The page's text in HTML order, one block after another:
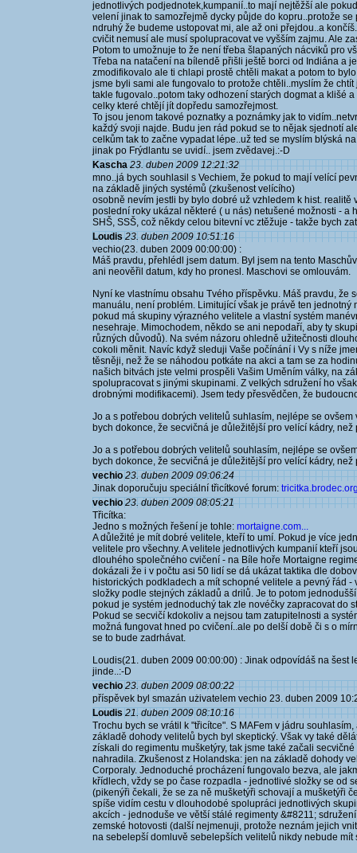
jednotlivých podjednotek,kumpanií..to mají nejtěžší ale
velení jinak to samozřejmě dycky půjde do kopru..protože
ndruhý že budeme ustopovat mi, ale až oni přejdou..a
cvičit nemusí ale musí spolupracovat ve vyšším zajmu. Ale
Potom to umožnuje to že není třeba šlapaných nácviků pro
Třeba na natačení na bílendě přišli ještě borci od Indiána a
zmodifikovalo ale ti chlapi prostě chtěli makat a potom to
jsme byli sami ale fungovalo to protože chtěli..myslím že
takle fugovalo..potom taky odhození starých dogmat a klišé
celky které chtějí jít dopředu samozřejmost.
To jsou jenom takové poznatky a poznámky jak to
každý svoji najde. Budu jen rád pokud se to nějak sjednotí
celkům tak to začne vypadat lépe..už ted se myslím blýská
jinak po Frýdlantu se uvidí.. jsem zvědavej.:-D
Kascha 23. duben 2009 12:21:32
mno..já bych souhlasil s Vechiem, že pokud to mají velící
na základě jiných systémů (zkušenost velícího)
osobně nevím jestli by bylo dobré už vzhledem k hist.
poslední roky ukázal některé ( u nás) netušené možnosti -
SHŠ, SSŠ, což někdy celou bitevní vc ztěžuje - takže bych
Loudis 23. duben 2009 10:51:16
vechio(23. duben 2009 00:00:00) :
Máš pravdu, přehlédl jsem datum. Byl jsem na tento
ani neověřil datum, kdy ho pronesl. Maschovi se omlouvám.
Nyní ke vlastnímu obsahu Tvého příspěvku. Máš pravdu,
manuálu, není problém. Limitující však je právě ten
pokud má skupiny výrazného velitele a vlastní systém
nesehraje. Mimochodem, někdo se ani nepodaří, aby ty
různých důvodů). Na svém názoru ohledně užitečnosti
cokoli měnit. Navíc když sleduji Vaše počínání i Vy s níže
těsněji, než že se náhodou potkáte na akci a tam se za
našich bitvách jste velmi prospěli Vašim Uměním války, na
spolupracovat s jinými skupinami. Z velkých sdružení ho
drobnými modifikacemi). Jsem tedy přesvědčen, že
Jo a s potřebou dobrých velitelů suhlasím, nejlépe se
bych dokonce, že secvičná je důležitější pro velící kádry, než
Jo a s potřebou dobrých velitelů souhlasím, nejlépe se
bych dokonce, že secvičná je důležitější pro velící kádry, než
vechio 23. duben 2009 09:06:24
Jinak doporučuju speciální třicítkové forum:
vechio 23. duben 2009 08:05:21
Třicítka:
Jedno s možných řešení je tohle: mortaigne.com...
A důležité je mít dobré velitele, kteří to umí. Pokud je více
velitele pro všechny. A velitele jednotlivých kumpanií kteří
dlouhého společného cvičení - na Bíle hoře Mortaigne
dokázali že i v počtu asi 50 lidí se dá ukázat taktika dle
historických podkladech a mít schopné velitele a pevný řád
složky podle stejných základů a drilů. Je to potom
pokud je systém jednoduchý tak zle novéčky zapracovat do
Pokud se secvičí kdokoliv a nejsou tam zatupitelnosti a
možná fungovat hned po cvičení..ale po delší době či s o
se to bude zadrhávat.
Loudis(21. duben 2009 00:00:00) : Jinak odpovídáš na šest
jinde..:-D
vechio 23. duben 2009 08:00:22
příspěvek byl smazán użivatelem vechio 23. duben 2009
Loudis 21. duben 2009 08:10:16
Trochu bych se vrátil k "třicítce". S MAFem v jádru
základě dohody velitelů bych byl skeptický. Však vy také
získali do regimentu mušketýry, tak jsme také začali
nahradila. Zkušenost z Holandska: jen na základě dohody
Corporaly. Jednoduché procházení fungovalo bezva, ale
křídlech, vždy se po čase rozpadla - jednotlivé složky se od
(pikenýři čekali, že se za ně mušketýři schovají a mušketýři
spíše vidím cestu v dlouhodobé spolupráci jednotlivých
akcích - jednoduše ve větší stálé regimenty &#8211;
zemské hotovosti (další nejmenuji, protože neznám jejich
na sebelepší domluvě sebelepších velitelů nikdy nebude mít